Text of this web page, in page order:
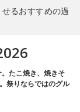
るおすすめの過
たこ焼き、焼きそ
祭りならではのグル